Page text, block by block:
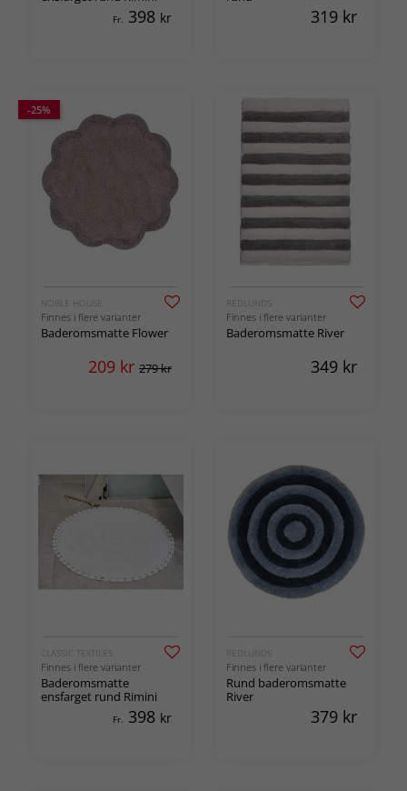
Fr. 398 kr 319 kr
-25%
NOBLE HOUSE
Finnes i flere varianter
Baderomsmatte Flower
209 kr 279 kr
REDLUNDS
Finnes i flere varianter
Baderomsmatte River
349 kr
CLASSIC TEXTILES
Finnes i flere varianter
Baderomsmatte
ensfarget rund Rimini
Fr. 398 kr
REDLUNDS
Finnes i flere varianter
Rund baderomsmatte
River
379 kr